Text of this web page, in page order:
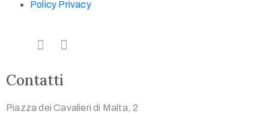
Policy Privacy
Contatti
Piazza dei Cavalieri di Malta, 2